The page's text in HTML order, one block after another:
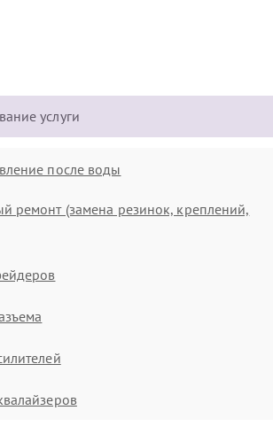
услуги
после воды
ремонт (замена резинок, креплений,